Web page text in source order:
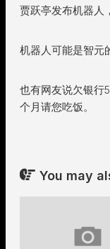
贾跃亭发布机器人
机器人可能是智元
也有网友说欠银行
个月请您吃饭。
You may